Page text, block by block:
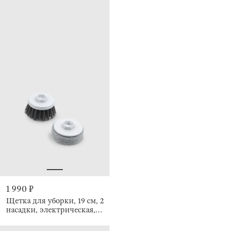
1 990 ₽
Щетка для уборки, 19 см, 2
насадки, электрическая,